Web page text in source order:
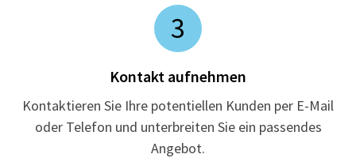
3
Kontakt aufnehmen
Kontaktieren Sie Ihre potentiellen Kunden per E-Mail
oder Telefon und unterbreiten Sie ein passendes
Angebot.